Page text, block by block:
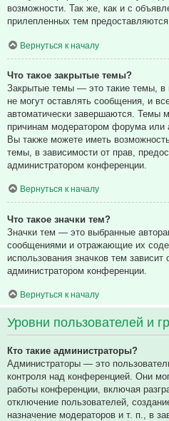
возможности. Так же, как и с
прилепленных тем
Вернуться к началу
Что такое закрытые темы?
Закрытые темы — это такие темы, в
не могут оставлять сообщения, и
автоматически завершаются. Темы
причинам модератором форума или
Вы также можете иметь
темы, в зависимости от прав,
администратором конференции.
Вернуться к началу
Что такое значки тем?
Значки тем — это выбранные
сообщениями и отражающие их
использования значков тем
администратором конференции.
Вернуться к началу
Уровни пользователей и
Кто такие администраторы?
Администраторы — это
контроля над конференцией. Они
работы конференции, включая
отключение пользователей,
назначение модераторов и т. п., в